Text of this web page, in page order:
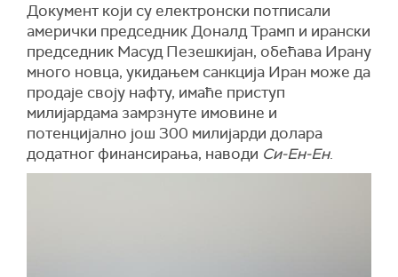
Документ који су електронски потписали
амерички председник Доналд Трамп и ирански
председник Масуд Пезешкијан, обећава Ирану
много новца, укидањем санкција Иран може да
продаје своју нафту, имаће приступ
милијардама замрзнуте имовине и
потенцијално још 300 милијарди долара
додатног финансирања, наводи Си-Ен-Ен.